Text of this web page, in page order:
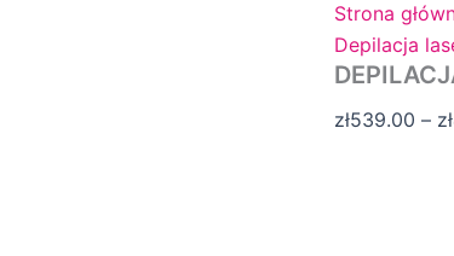
Strona
Depilacja
zł539.00 – zł